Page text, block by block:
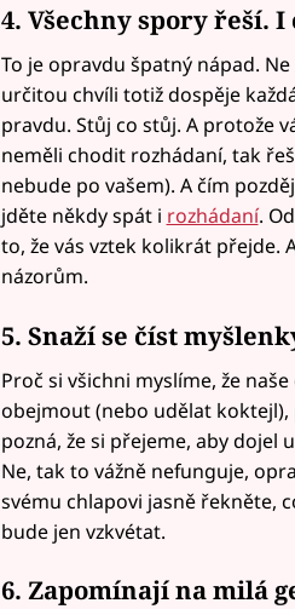
4. Všechny spory řeší. I
To je opravdu špatný nápad.
určitou chvíli totiž dospěje
pravdu. Stůj co stůj. A protože
neměli chodit rozhádaní, tak
nebude po vašem). A čím
jděte někdy spát i rozhádaní.
to, že vás vztek kolikrát přejde.
názorům.
5. Snaží se číst
Proč si všichni myslíme, že
obejmout (nebo udělat koktejl),
pozná, že si přejeme, aby dojel
Ne, tak to vážně nefunguje,
svému chlapovi jasně řekněte,
bude jen vzkvétat.
6. Zapomínají namilá